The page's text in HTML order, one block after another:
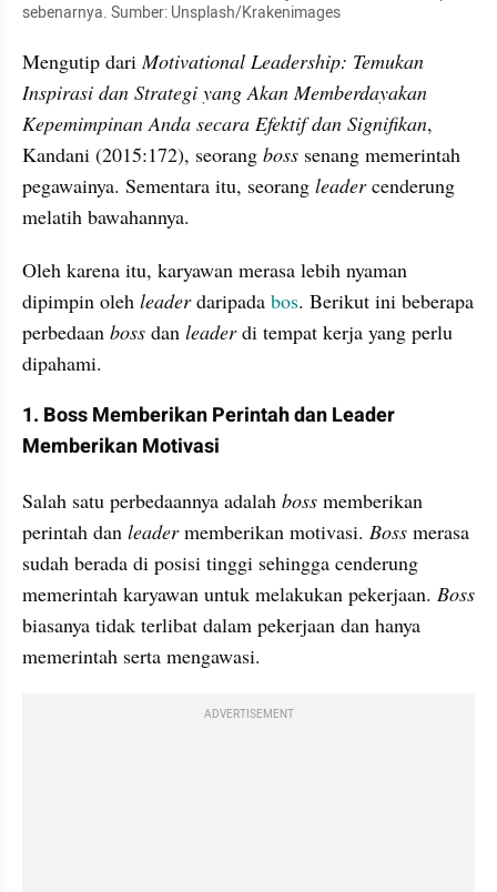
sebenarnya. Sumber: Unsplash/Krakenimages
Mengutip dari Motivational Leadership: Temukan
Inspirasi dan Strategi yang Akan Memberdayakan
Kepemimpinan Anda secara Efektif dan Signifikan,
Kandani (2015:172), seorang boss senang memerintah
pegawainya. Sementara itu, seorang leader cenderung
melatih bawahannya.
Oleh karena itu, karyawan merasa lebih nyaman
dipimpin oleh leader daripada bos. Berikut ini beberapa
perbedaan boss dan leader di tempat kerja yang perlu
dipahami.
1. Boss Memberikan Perintah dan Leader
Memberikan Motivasi
Salah satu perbedaannya adalah boss memberikan
perintah dan leader memberikan motivasi. Boss merasa
sudah berada di posisi tinggi sehingga cenderung
memerintah karyawan untuk melakukan pekerjaan.
biasanya tidak terlibat dalam pekerjaan dan hanya
memerintah serta mengawasi.
ADVERTISEMENT